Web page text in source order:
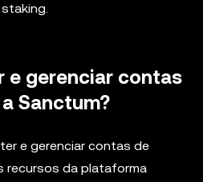
e gerenciar contas
Sanctum?
e gerenciar contas de
recursos da plataforma